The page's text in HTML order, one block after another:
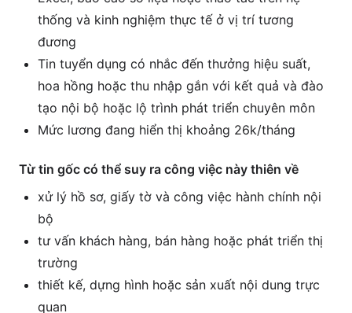
thống và kinh nghiệm thực tế ở vị trí tương
đương
Tin tuyển dụng có nhắc đến thưởng hiệu suất,
hoa hồng hoặc thu nhập gắn với kết quả và đào
tạo nội bộ hoặc lộ trình phát triển chuyên môn
Mức lương đang hiển thị khoảng 26k/tháng
Từ tin gốc có thể suy ra công việc này thiên về
xử lý hồ sơ, giấy tờ và công việc hành chính nội
bộ
tư vấn khách hàng, bán hàng hoặc phát triển thị
trường
thiết kế, dựng hình hoặc sản xuất nội dung trực
quan